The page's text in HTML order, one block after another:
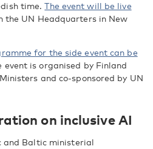
time.The event will be live
the UN Headquarters in New
for the side event can be
event is organised by Finland
and co-sponsored by UN
on inclusive AI
and Baltic ministerial